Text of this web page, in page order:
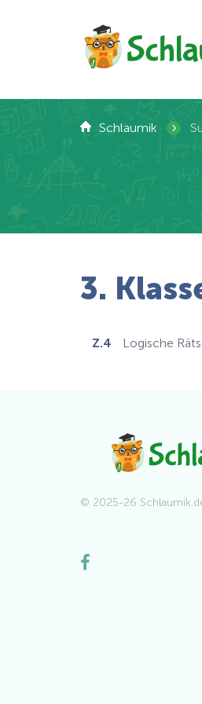
Schlaumik ›
3.
Z.4 Logische
© 2025-26